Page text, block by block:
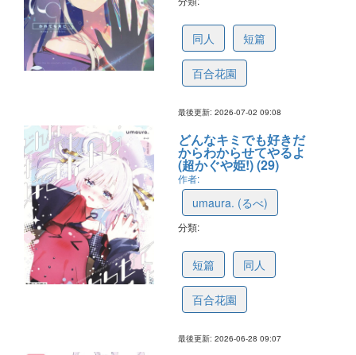
同人 短篇
百合花園
最後更新: 2026-07-02 09:08
どんなキミでも好きだ
からわからせてやるよ
(超かぐや姫!) (29)
作者:
umaura. (るべ)
分類:
短篇 同人
百合花園
最後更新: 2026-06-28 09:07